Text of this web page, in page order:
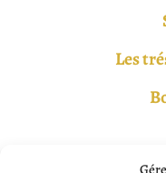
Les